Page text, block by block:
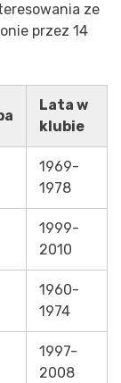
ze
przez 14
Lata w
klubie
1969-
1978
1999-
2010
1960-
1974
1997-
2008